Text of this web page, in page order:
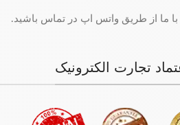
ما از طریق واتس اپ در تماس باشید.
تجارت الکترونیک